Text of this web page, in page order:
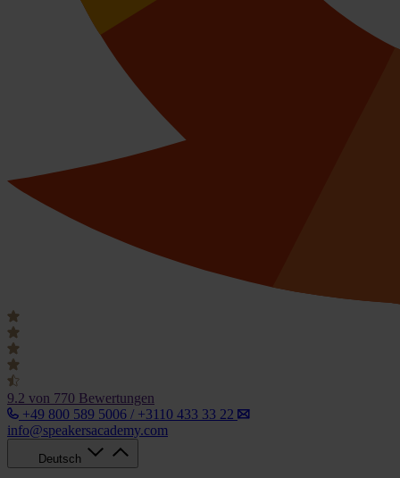
9.2 von 770 Bewertungen
+49 800 589 5006 / +3110 433 33 22
info@speakersacademy.com
Deutsch